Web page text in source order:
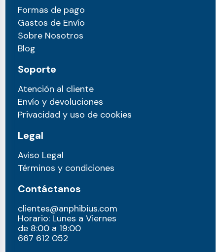
Formas de pago
Gastos de Envío
Sobre Nosotros
Blog
Soporte
Atención al cliente
Envío y devoluciones
Privacidad y uso de cookies
Legal
Aviso Legal
Términos y condiciones
Contáctanos
clientes@anphibius.com
Horario: Lunes a Viernes
de 8:00 a 19:00
667 612 052​